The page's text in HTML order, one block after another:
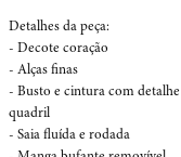
Detalhes da peça:
- Decote coração
- Alças finas
- Busto e cintura com
quadril
- Saia fluída e rodada